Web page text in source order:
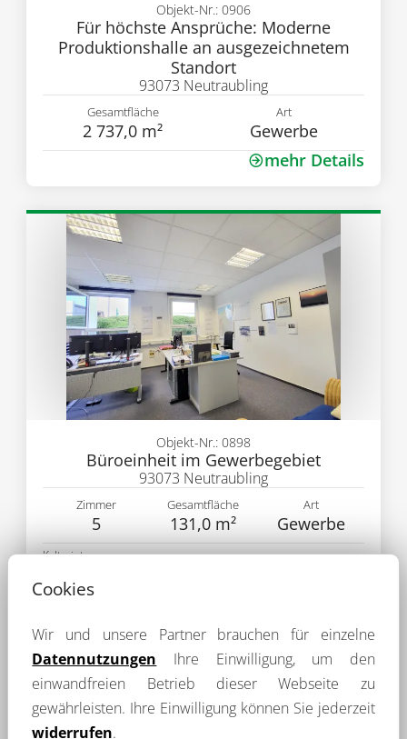
Für höchste Ansprüche: Moderne
Produktionshalle an ausgezeichnetem
Standort
Objekt-Nr.: 0906
93073 Neutraubling
Gesamtfläche
2 737,0 m²
Art
Gewerbe
mehr Details
Büroeinheit im Gewerbegebiet
Objekt-Nr.: 0898
93073 Neutraubling
Zimmer
5
Gesamtfläche
131,0 m²
Art
Gewerbe
Kaltmiete
Cookies
Wir und unsere Partner brauchen für einzelne
Datennutzungen Ihre Einwilligung, um den
einwandfreien Betrieb dieser Webseite zu
gewährleisten. Ihre Einwilligung können Sie jederzeit
widerrufen.